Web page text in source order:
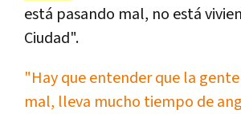
está pasando mal, no está
Ciudad".
"Hay que entender que la
mal, lleva mucho tiempo de